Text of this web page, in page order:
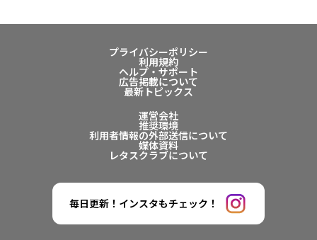
プライバシーポリシー
利用規約
ヘルプ・サポート
広告掲載について
最新トピックス
運営会社
推奨環境
利用者情報の外部送信について
媒体資料
レタスクラブについて
毎日更新！インスタもチェック！